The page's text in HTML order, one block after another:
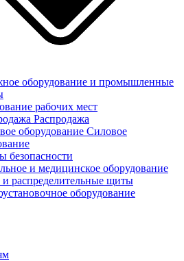
оборудование и промышленные
рабочих мест
Распродажа
Силовое
безопасности
и медицинское оборудование
распределительные щиты
оборудование